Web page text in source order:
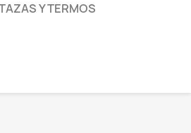
Y TERMOS